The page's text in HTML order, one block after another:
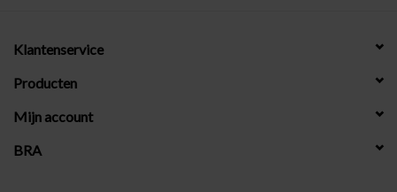
Klantenservice
Producten
Mijn account
BRA